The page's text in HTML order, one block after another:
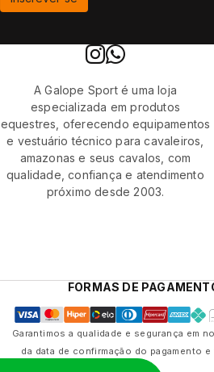
A Galope Sport é uma loja
especializada em produtos
equestres, oferecendo equipamentos
e vestuário técnico para cavaleiros,
amazonas e seus cavalos, com
qualidade, confiança e atendimento
próximo desde 2003.
FORMAS DE
Garantimos a qualidade e segurança em
da data de confirmação do pagamento